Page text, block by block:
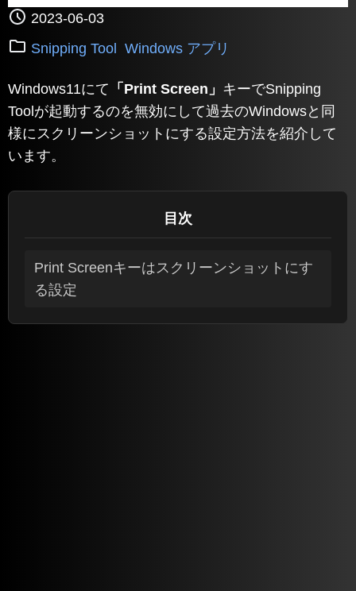
2023-06-03
Snipping Tool Windows アプリ
Windows11にて 「Print Screen」 キーでSnipping
Toolが起動するのを無効にして過去のWindowsと同
様にスクリーンショットにする設定方法を紹介して
います。
目次
Print Screenキーはスクリーンショットにす
る設定